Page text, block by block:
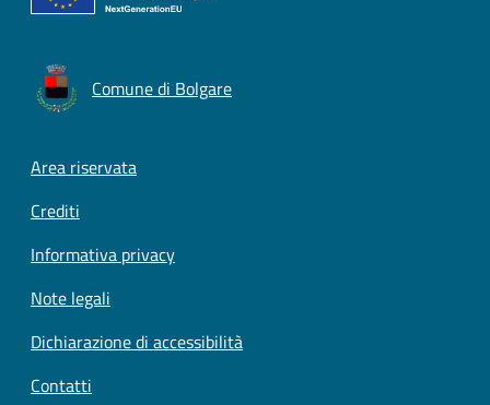
Comune di Bolgare
Footer menu
Area riservata
Crediti
Informativa privacy
Note legali
Dichiarazione di accessibilità
Contatti